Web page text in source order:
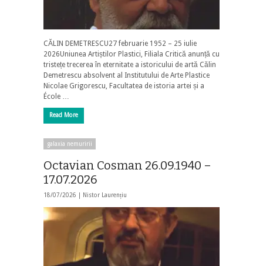
CĂLIN DEMETRESCU27 februarie 1952 – 25 iulie
2026Uniunea Artiștilor Plastici, Filiala Critică anunță cu
tristețe trecerea în eternitate a istoricului de artă Călin
Demetrescu absolvent al Institutului de Arte Plastice
Nicolae Grigorescu, Facultatea de istoria artei și a
École …
Read More
galaxia nemuririi
Octavian Cosman 26.09.1940 –
17.07.2026
18/07/2026 | Nistor Laurențiu